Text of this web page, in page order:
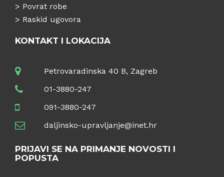
> Povrat robe
> Raskid ugovora
KONTAKT I LOKACIJA
Petrovaradinska 40 B, Zagreb
01-3880-247
091-3880-247
daljinsko-upravljanje@inet.hr
PRIJAVI SE NA PRIMANJE NOVOSTI I
POPUSTA